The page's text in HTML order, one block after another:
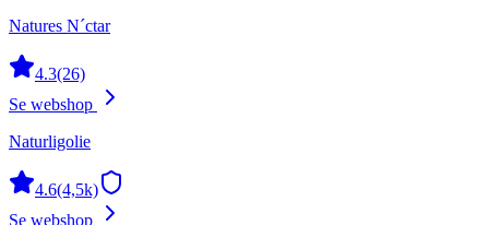
Natures N´ctar
4.3(26)
Se webshop
Naturligolie
4.6(4,5k)
Se webshop